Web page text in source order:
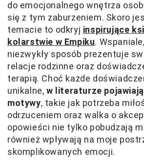
do emocjonalnego wnętrza
się z tym zaburzeniem. Skoro
temacie to odkryj inspirujące
kolarstwie w Empiku.
niezwykły sposób prezentuje
relacje rodzinne oraz
terapią. Choć każde
unikalne, w literaturze
motywy, takie jak potrzeba
odrzuceniem oraz walka o
opowieści nie tylko pobudzają
również wpływają na moje
skomplikowanych emocji.